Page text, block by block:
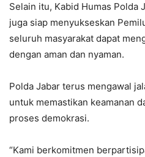
Selain itu, Kabid Humas Polda
juga siap menyukseskan
seluruh masyarakat dapat
dengan aman dan nyaman.
Polda Jabar terus mengawal
untuk memastikan keamanan
proses demokrasi.
“Kami berkomitmen